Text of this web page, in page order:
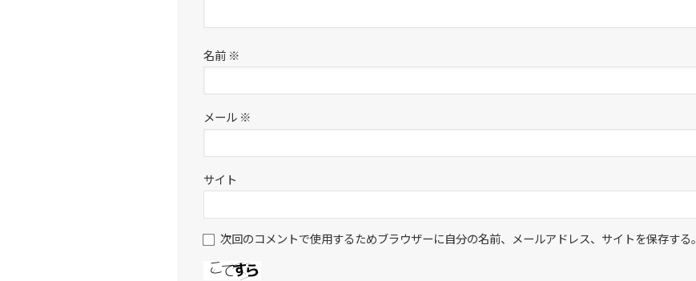
名前 ※
メール ※
サイト
次回のコメントで使用するためブラウザーに自分の名前、メールアドレス、サイトを保存する。